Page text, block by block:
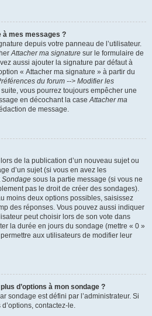
à mes messages ?
depuis votre panneau de l’utilisateur.
Attacher ma signature sur le formulaire de
aussi ajouter la signature par défaut à
« Attacher ma signature » à partir du
du forum --> Modifier les
vous pourrez toujours empêcher une
en décochant la caseAttacher ma
de message.
de la publication d’un nouveau sujet ou
d’un sujet (si vous en avez les
Sondage sous la partie message (si vous ne
pas le droit de créer des sondages).
moins deux options possibles, saisissez
des réponses. Vous pouvez aussi indiquer
peut choisir lors de son vote dans
la durée en jours du sondage (mettre « 0 »
aux utilisateurs de modifier leur
d’options à mon sondage ?
sondage est défini par l’administrateur. Si
contactez-le.